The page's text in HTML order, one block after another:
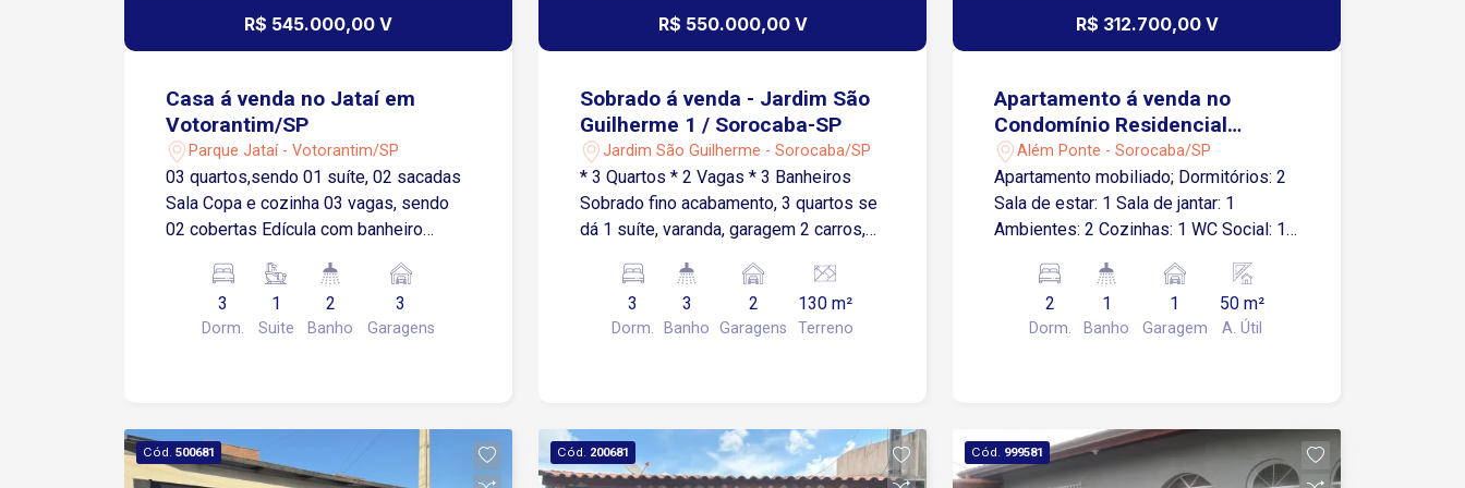
a segurança e tranquilidade que você e
ideal para quem busca qualidade de
vida em uma região valorizada de
Sorocaba
R$ 545.000,00 V
Casa á venda no Jataí em
Votorantim/SP
Parque Jataí - Votorantim/SP
03 quartos,sendo 01 suíte, 02 sacadas
Sala Copa e cozinha 03 vagas, sendo
02 cobertas Edícula com banheiro
3
Dorm.
1
Suite
2
Banho
3
Garagens
R$ 550.000,00 V
Sobrado á venda - Jardim São
Guilherme 1 / Sorocaba-SP
Jardim São Guilherme - Sorocaba/SP
* 3 Quartos * 2 Vagas * 3 Banheiros
Sobrado fino acabamento, 3 quartos se
dá 1 suíte, varanda, garagem 2 carros,
cozinha, lavanderia, depósito, escritório,
gourmet, alarme , cerca elétrica, câmera,
portão automático.
3
Dorm.
3
Banho
2
Garagens
130 m²
Terreno
R$ 312.700,00 V
Apartamento á venda no
Condomínio Residencial
Bosque São Paulo -
Sorocaba/SP
Além Ponte - Sorocaba/SP
Apartamento mobiliado; Dormitórios: 2
Sala de estar: 1 Sala de jantar: 1
Ambientes: 2 Cozinhas: 1 WC Social: 1
Descoberta: 1 vaga Lazer do
condomínio ? Playground ? Salão de
festas ? Sauna
2
Dorm.
1
Banho
1
Garagem
50 m²
A. Útil
Cód. 500681 Cód. 200681 Cód. 999581